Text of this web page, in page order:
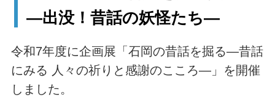
―出没！昔話の妖怪たち―
令和7年度に企画展「石岡の昔話を掘る―昔話
にみる 人々の祈りと感謝のこころ―」を開催
しました。